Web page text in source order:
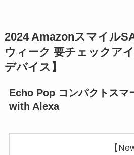
2024 Amazonスマイル
ウィーク 要チェックア
デバイス】
Echo Pop コンパクトスマ
with Alexa
【